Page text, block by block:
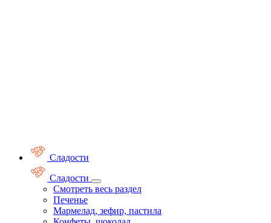
Сладости
Сладости
Смотреть весь раздел
Печенье
Мармелад, зефир, пастила